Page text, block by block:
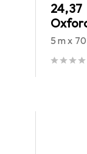
EUR
24,37
5 m x